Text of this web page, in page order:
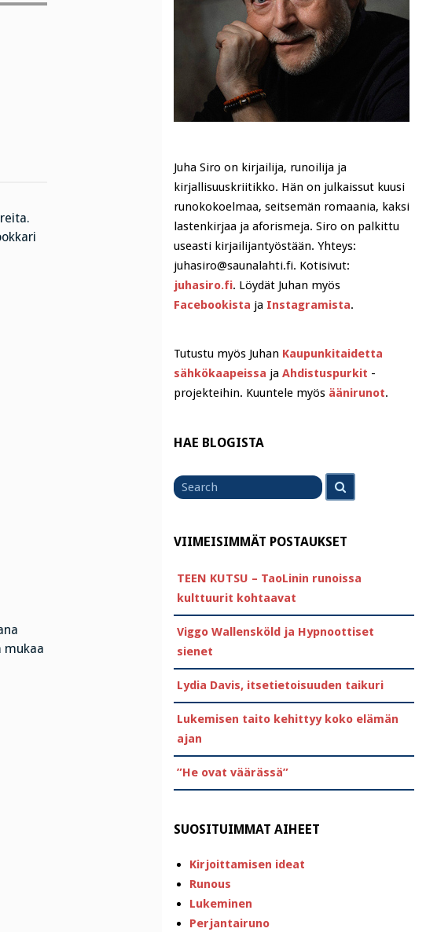
mukaa
Juha Siro on kirjailija, runoilija ja
kirjallisuuskriitikko. Hän on julkaissut kuusi
runokokoelmaa, seitsemän romaania, kaksi
lastenkirjaa ja aforismeja. Siro on palkittu
useasti kirjailijantyöstään. Yhteys:
juhasiro@saunalahti.fi. Kotisivut:
juhasiro.fi. Löydät Juhan myös
Facebookista ja Instagramista.
Tutustu myös Juhan Kaupunkitaidetta
sähkökaapeissa ja Ahdistuspurkit -
projekteihin. Kuuntele myös äänirunot.
HAE BLOGISTA
for
VIIMEISIMMÄT POSTAUKSET
TEEN KUTSU – TaoLinin runoissa
kulttuurit kohtaavat
Viggo Wallensköld ja Hypnoottiset
sienet
Lydia Davis, itsetietoisuuden taikuri
Lukemisen taito kehittyy koko elämän
ajan
”He ovat väärässä”
SUOSITUIMMAT AIHEET
Kirjoittamisen ideat
Runous
Lukeminen
Perjantairuno